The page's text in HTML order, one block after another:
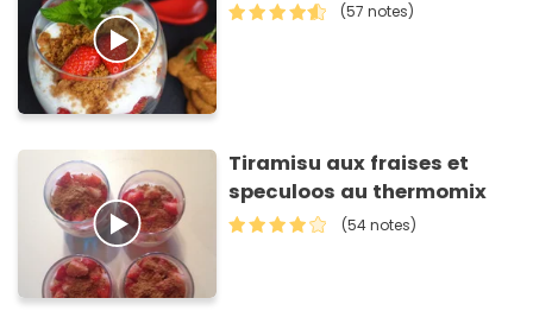
(57 notes)
Tiramisu aux fraises et
speculoos au thermomix
(54 notes)